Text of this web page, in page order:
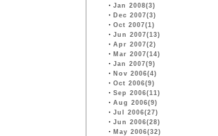
・ Jan 2008(3)
・ Dec 2007(3)
・ Oct 2007(1)
・ Jun 2007(13)
・ Apr 2007(2)
・ Mar 2007(14)
・ Jan 2007(9)
・ Nov 2006(4)
・ Oct 2006(9)
・ Sep 2006(11)
・ Aug 2006(9)
・ Jul 2006(27)
・ Jun 2006(28)
・ May 2006(32)